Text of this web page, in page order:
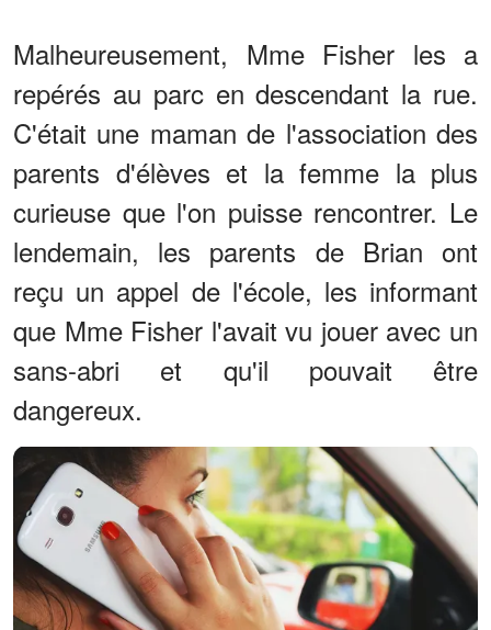
Malheureusement, Mme Fisher les a
repérés au parc en descendant la rue.
C'était une maman de l'association des
parents d'élèves et la femme la plus
curieuse que l'on puisse rencontrer. Le
lendemain, les parents de Brian ont
reçu un appel de l'école, les informant
que Mme Fisher l'avait vu jouer avec un
sans-abri et qu'il pouvait être
dangereux.